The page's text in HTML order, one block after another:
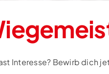
Interesse? Bewirb dich